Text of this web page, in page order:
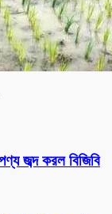
জব্দ করল বিজিবি